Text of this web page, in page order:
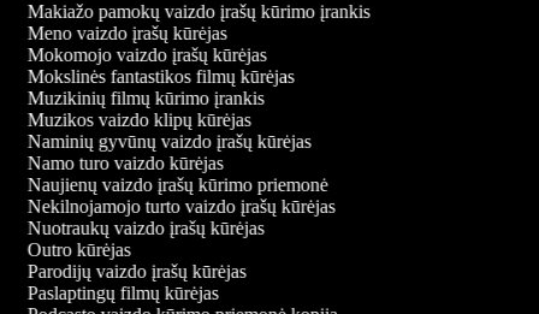
Makiažo pamokų vaizdo įrašų kūrimo įrankis
Meno vaizdo įrašų kūrėjas
Mokomojo vaizdo įrašų kūrėjas
Mokslinės fantastikos filmų kūrėjas
Muzikinių filmų kūrimo įrankis
Muzikos vaizdo klipų kūrėjas
Naminių gyvūnų vaizdo įrašų kūrėjas
Namo turo vaizdo kūrėjas
Naujienų vaizdo įrašų kūrimo priemonė
Nekilnojamojo turto vaizdo įrašų kūrėjas
Nuotraukų vaizdo įrašų kūrėjas
Outro kūrėjas
Parodijų vaizdo įrašų kūrėjas
Paslaptingų filmų kūrėjas